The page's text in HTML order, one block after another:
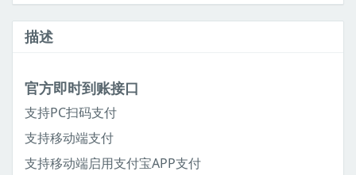
描述
官方即时到账接口
支持PC扫码支付
支持移动端支付
支持移动端启用支付宝APP支付